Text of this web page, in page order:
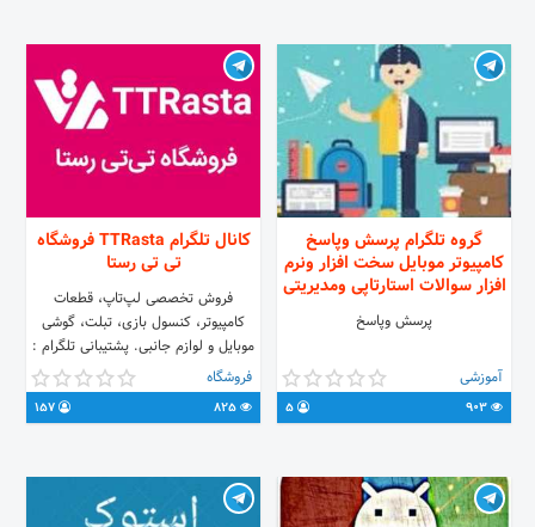
گروه تلگرام پرسش وپاسخ
کامپیوتر موبایل سخت افزار ونرم
افزار سوالات استارتاپی ومدیریتی
پرسش وپاسخ
آموزشی
کانال تلگرام TTRasta فروشگاه
تی تی رستا
فروش تخصصی لپ‌تاپ، قطعات
کامپیوتر، کنسول بازی، تبلت، گوشی
موبایل و لوازم جانبی. پشتیبانی تلگرام :
@ttrastasupport تلفن تماس 👈
66452570-021 (داخلی 109 - 309)
آدرس تی‌تی رستا 👈
فروشگاه